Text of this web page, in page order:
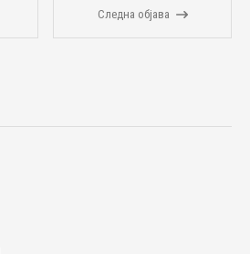
Следна објава